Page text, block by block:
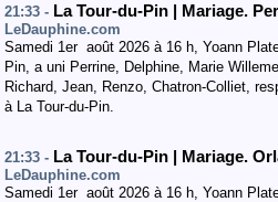
21:33 - La Tour-du-Pin | Mariage.
LeDauphine.com
Samedi 1er août 2026 à 16 h, Yoann
Pin, a uni Perrine, Delphine, Marie
Richard, Jean, Renzo, Chatron-Colliet,
à La Tour-du-Pin.
21:33 - La Tour-du-Pin | Mariage.
LeDauphine.com
Samedi 1er août 2026 à 16 h, Yoann